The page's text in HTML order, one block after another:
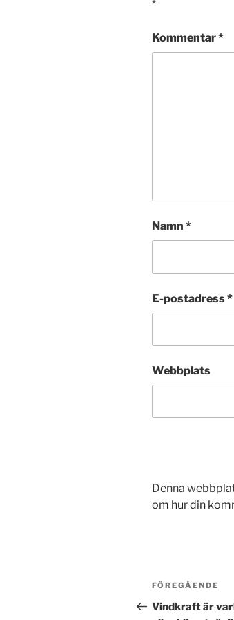
*
Kommentar*
Namn *
E-postadress*
Webbplats
Denna
om hur din
Föregående
inlägg
FÖREGÅENDE
Vindkraft är